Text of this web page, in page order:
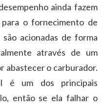
ainda fazem
para o fornecimento de
acionadas de forma
através de um
abastecer o carburador.
é um dos principais
então se ela falhar o